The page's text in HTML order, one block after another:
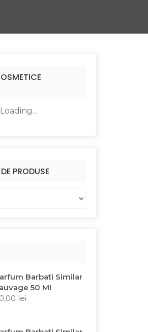
PRODUSE
Barbati Similar
50 Ml
lei